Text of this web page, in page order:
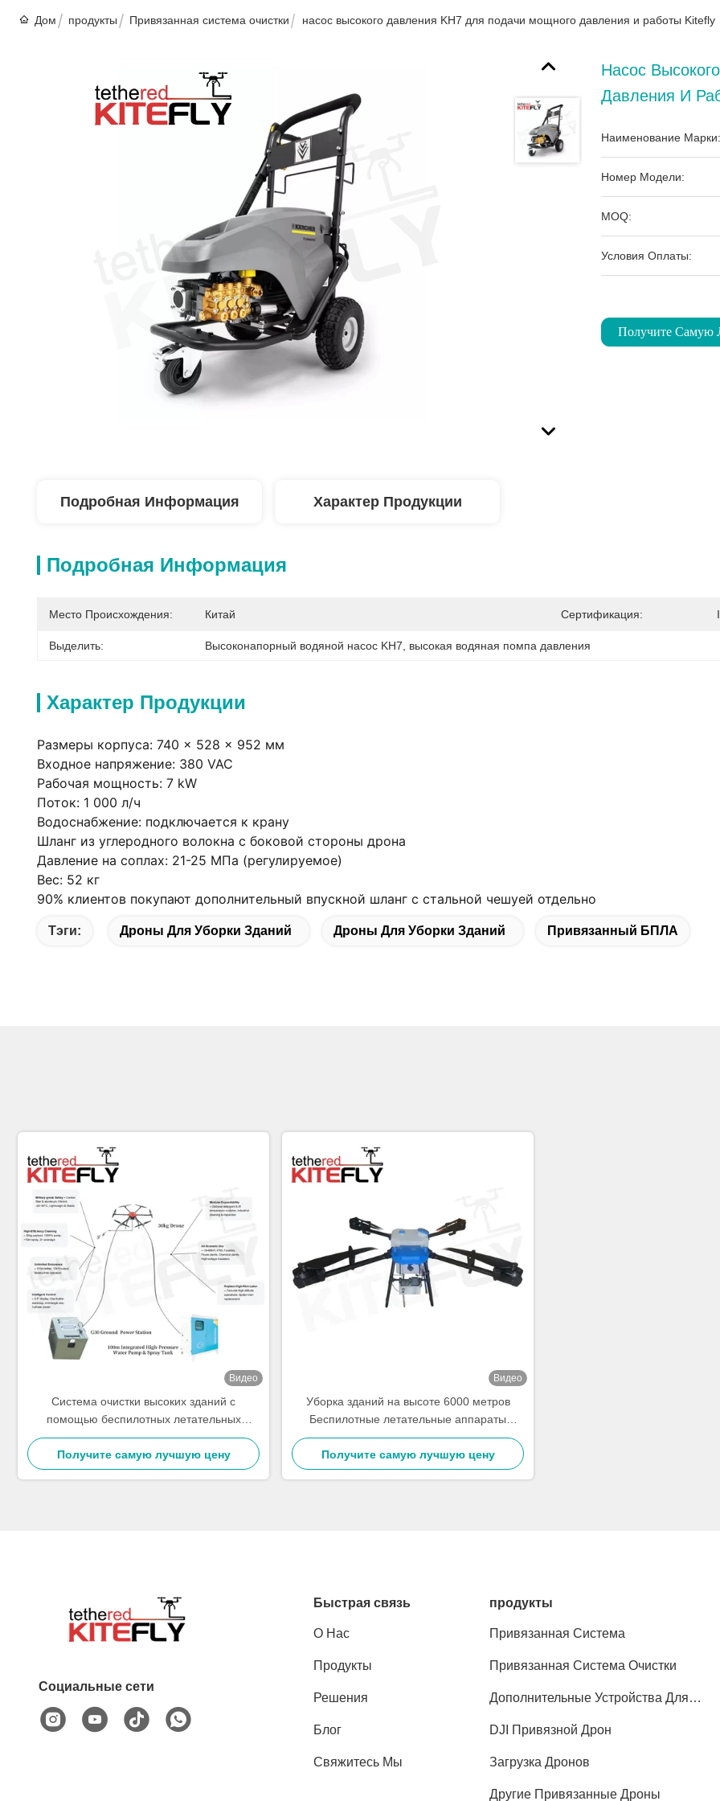
Дом продукты Привязанная система очистки насос высокого давления KH7 для подачи мощного давления и работы Kitefly
Насос
Давления И
Наименование Марки:
Номер Модели:
MOQ:
Условия Оплаты:
Получите
Подробная Информация Характер Продукции
Подробная Информация
Место Происхождения: Китай Сертификация:
Выделить: Высоконапорный водяной насос KH7 высокая водяная помпа давления
Характер Продукции
Размеры корпуса: 740 × 528 × 952 мм
Входное напряжение: 380 VAC
Рабочая мощность: 7 kW
Поток: 1 000 л/ч
Водоснабжение: подключается к крану
Шланг из углеродного волокна с боковой стороны дрона
Давление на соплах: 21-25 МПа (регулируемое)
Вес: 52 кг
90% клиентов покупают дополнительный впускной шланг с стальной чешуей отдельно
Тэги: Дроны Для Уборки Зданий Дроны Для Уборки Зданий Привязанный БПЛА
Видео
Система очистки высоких зданий с
помощью беспилотных летательных
аппаратов
Получите самую лучшую цену
Видео
Уборка зданий на высоте 6000 метров
Беспилотные летательные аппараты
Мощная стирка беспилотные летательные
аппараты SF-90X-150 Летучие мыши
Получите самую лучшую цену
Социальные сети
Быстрая связь
О Нас
Продукты
Решения
Блог
Свяжитесь Мы
продукты
Привязанная Система
Привязанная Система Очистки
Дополнительные Устройства Для
DJI Привязной Дрон
Загрузка Дронов
Другие Привязанные Дроны